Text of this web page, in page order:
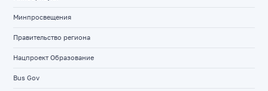
Минпросвещения
Правительство региона
Нацпроект Образование
Bus Gov